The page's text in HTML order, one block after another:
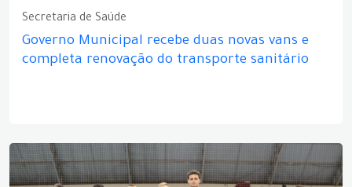
Secretaria de Saúde
Governo Municipal recebe duas novas vans e
completa renovação do transporte sanitário